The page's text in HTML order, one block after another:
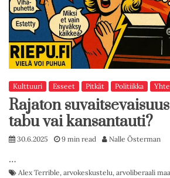
Kulttuuri Esseet Pitkät Politiikka
Rajaton
tabu vai kansantauti?
30.6.2025 9 min read Nalle Österman
…
Alex Terrible, arvokeskustelu, arvoliberaali